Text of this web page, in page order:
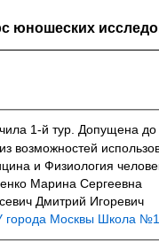
юношеских
1-й тур. Допущена до
возможностей
и Физиология
Марина Сергеевна
Дмитрий Игоревич
города Москвы Школа